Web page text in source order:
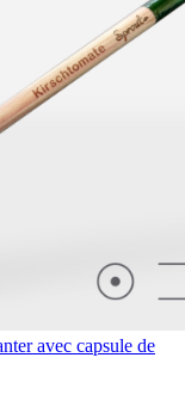
avec capsule de